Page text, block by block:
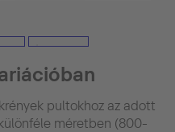
pultokhoz az adott
méretben (800-